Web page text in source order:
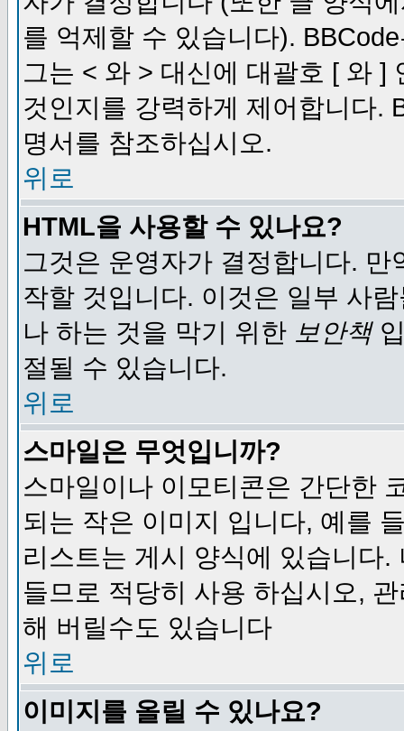
를 억제할 수 있습니다).
그는 < 와 > 대신에 대괄호 [ 와 ]
것인지를 강력하게 제어합니다.
명서를 참조하십시오.
위로
HTML을 사용할 수 있나요?
그것은 운영자가 결정합니다.
작할 것입니다. 이것은 일부 사
나 하는 것을 막기 위한 보안책
절될 수 있습니다.
위로
스마일은 무엇입니까?
스마일이나 이모티콘은 간단한
되는 작은 이미지 입니다, 예를
리스트는 게시 양식에 있습니다
들므로 적당히 사용 하십시오,
해 버릴수도 있습니다
위로
이미지를 올릴 수 있나요?